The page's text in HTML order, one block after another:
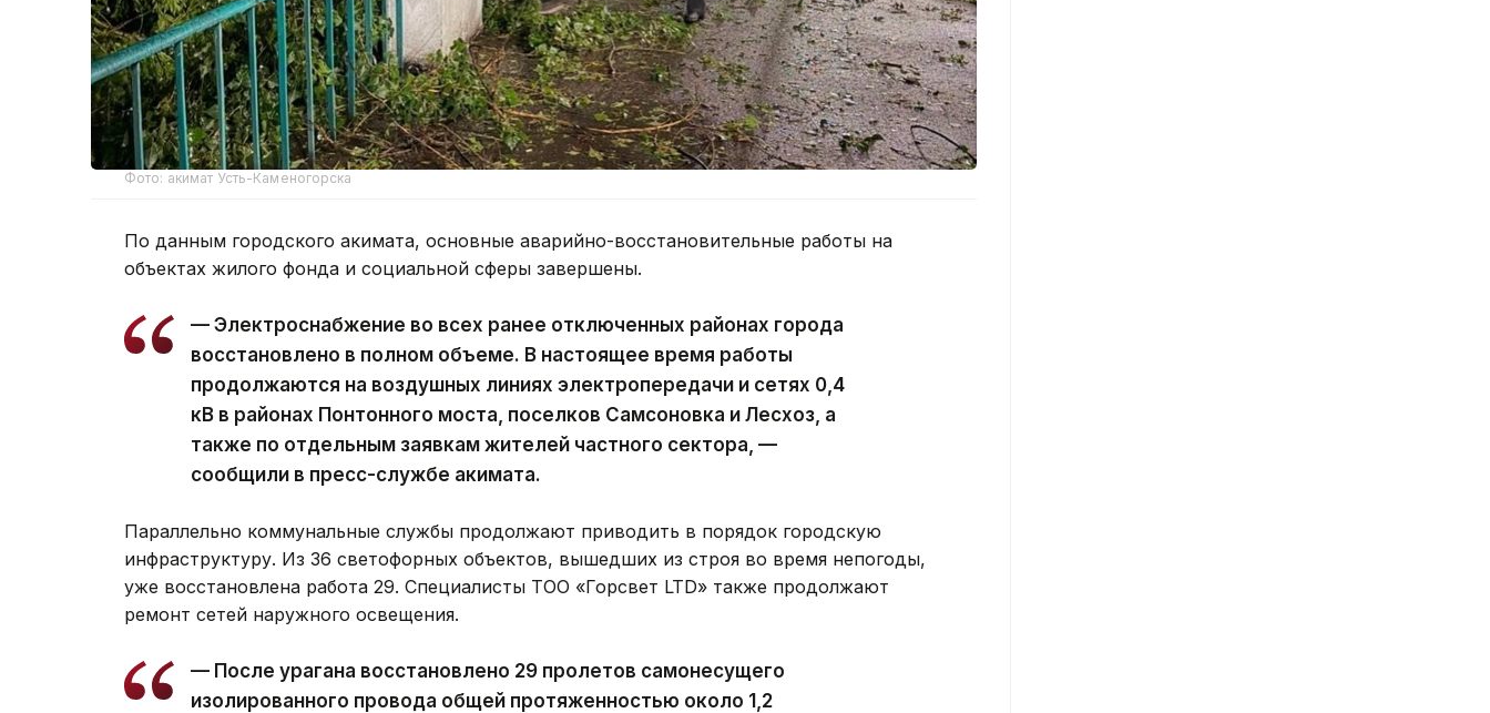
Фото: акимат Усть-Каменогорска
По данным городского акимата, основные аварийно-восстановительные работы на
объектах жилого фонда и социальной сферы завершены.
— Электроснабжение во всех ранее отключенных районах города
восстановлено в полном объеме. В настоящее время работы
продолжаются на воздушных линиях электропередачи и сетях 0,4
кВ в районах Понтонного моста, поселков Самсоновка и Лесхоз, а
также по отдельным заявкам жителей частного сектора, —
сообщили в пресс-службе акимата.
Параллельно коммунальные службы продолжают приводить в порядок городскую
инфраструктуру. Из 36 светофорных объектов, вышедших из строя во время непогоды,
уже восстановлена работа 29. Специалисты ТОО «Горсвет LTD» также продолжают
ремонт сетей наружного освещения.
— После урагана восстановлено 29 пролетов самонесущего
изолированного провода общей протяженностью около 1,2